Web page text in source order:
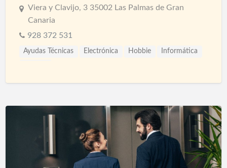
Viera y Clavijo, 3 35002 Las Palmas de Gran
Canaria
928 372 531
Ayudas Técnicas Electrónica Hobbie Informática